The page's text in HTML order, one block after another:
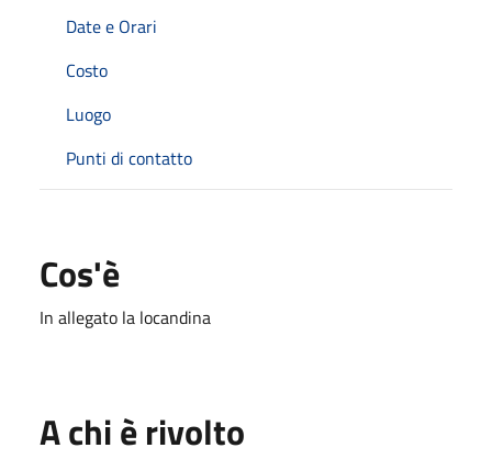
Date e Orari
Costo
Luogo
Punti di contatto
Cos'è
In allegato la locandina
A chi è rivolto